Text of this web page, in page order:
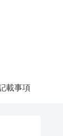
載事項